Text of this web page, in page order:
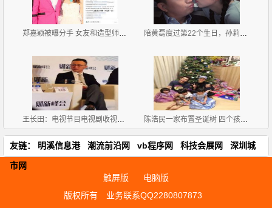
郑嘉颖被曝分手 女友和造型师互喊宝贝 陪黄磊度过第22个生日，孙莉献上甜蜜一吻
王长田：电视节目电视剧收视率90%以上是假的 陈浩民一家布置圣诞树 四个孩子坐一地
友链： 明溪信息港 潮流前沿网 vb程序网 科技会展网 深圳城
市网
触屏版
电脑版
版权所有
业务联系QQ2280807873